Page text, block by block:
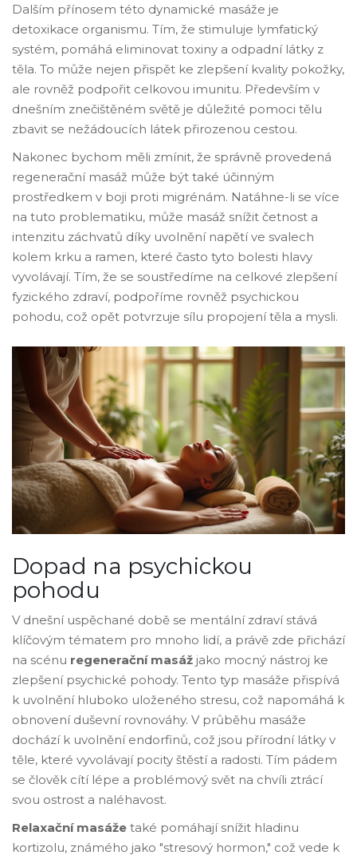
Dalším přínosem této dynamické masáže je
detoxikace organismu. Tím, že stimuluje lymfatický
systém, pomáhá eliminovat toxiny a odpadní látky z
těla. To může nejen přispět ke zlepšení kvality pokožky,
ale rovněž podpořit celkovou imunitu. Především v
dnešním znečištěném světě je důležité pomoci tělu
zbavit se nežádoucích látek přirozenou cestou.
Nakonec bychom měli zmínit, že správně provedená
regenerační masáž může být také účinným
prostředkem v boji proti migrénám. Natáhne-li se více
na tuto problematiku, může masáž snížit četnost a
intenzitu záchvatů díky uvolnění napětí ve svalech
kolem krku a ramen, které často tyto bolesti hlavy
vyvolávají. Tím, že se soustředíme na celkové zlepšení
fyzického zdraví, podpoříme rovněž psychickou
pohodu, což opět potvrzuje sílu propojení těla a mysli.
Dopad na psychickou
pohodu
V dnešní uspěchané době se mentální zdraví stává
klíčovým tématem pro mnoho lidí, a právě zde přichází
na scénu regenerační masáž jako mocný nástroj ke
zlepšení psychické pohody. Tento typ masáže přispívá
k uvolnění hluboko uloženého stresu, což napomáhá k
obnovení duševní rovnováhy. V průběhu masáže
dochází k uvolnění endorfinů, což jsou přírodní látky v
těle, které vyvolávají pocity štěstí a radosti. Tím pádem
se člověk cítí lépe a problémový svět na chvíli ztrácí
svou ostrost a naléhavost.
Relaxační masáže také pomáhají snížit hladinu
kortizolu, známého jako "stresový hormon," což vede k